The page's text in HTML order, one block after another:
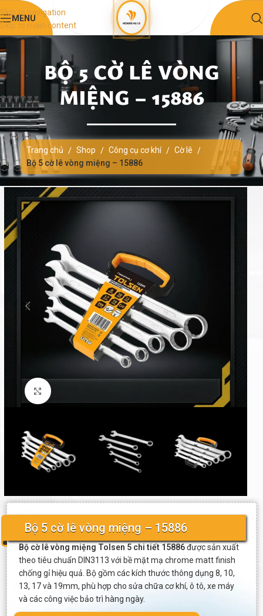
Skip to navigation
Skip to main content
MENU
BỘ 5 CỜ LÊ VÒNG
MIỆNG – 15886
Trang chủ / Shop / Công cụ cơ khí / Cờ lê /
Bộ 5 cờ lê vòng miệng – 15886
Click to enlarge
Bộ 5 cờ lê vòng miệng – 15886
Bộ cờ lê vòng miệng Tolsen 5 chi tiết 15886được sản xuất
theo tiêu chuẩn DIN3113 với bề mặt mạ chrome matt finish
chống gỉ hiệu quả. Bộ gồm các kích thước thông dụng 8, 10,
13, 17 và 19mm, phù hợp cho sửa chữa cơ khí, ô tô, xe máy
và các công việc bảo trì hàng ngày.